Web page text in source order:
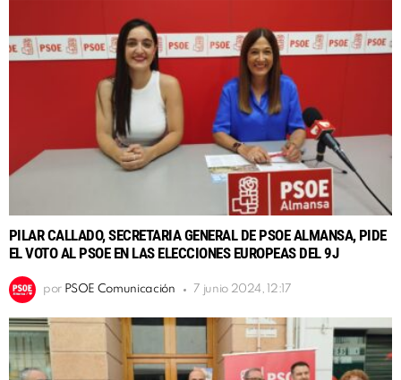
PILAR CALLADO, SECRETARIA GENERAL DE PSOE ALMANSA, PIDE
EL VOTO AL PSOE EN LAS ELECCIONES EUROPEAS DEL 9J
por PSOE Comunicación 7 junio 2024, 12:17